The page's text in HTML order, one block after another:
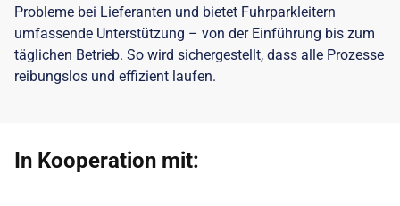
Probleme bei Lieferanten und bietet Fuhrparkleitern
umfassende Unterstützung – von der Einführung bis zum
täglichen Betrieb. So wird sichergestellt, dass alle Prozesse
reibungslos und effizient laufen.
In Kooperation mit: